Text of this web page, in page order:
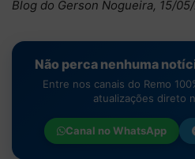
Blog do Gerson Nogueira, 15/
Não perca nenhuma
Entre nos canais do Remo
atualizações direto
Canal noWhatsApp